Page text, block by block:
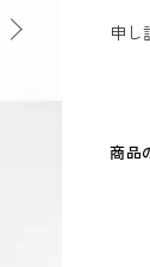
申し
商品